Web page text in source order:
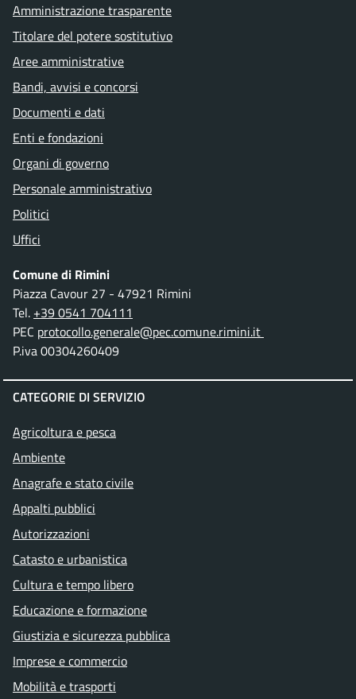
Amministrazione trasparente
Titolare del potere sostitutivo
Aree amministrative
Bandi, avvisi e concorsi
Documenti e dati
Enti e fondazioni
Organi di governo
Personale amministrativo
Politici
Uffici
Comune di Rimini
Piazza Cavour 27 - 47921 Rimini
Tel. +39 0541 704111
PEC protocollo.generale@pec.comune.rimini.it
P.iva 00304260409
CATEGORIE DI SERVIZIO
Agricoltura e pesca
Ambiente
Anagrafe e stato civile
Appalti pubblici
Autorizzazioni
Catasto e urbanistica
Cultura e tempo libero
Educazione e formazione
Giustizia e sicurezza pubblica
Imprese e commercio
Mobilità e trasporti